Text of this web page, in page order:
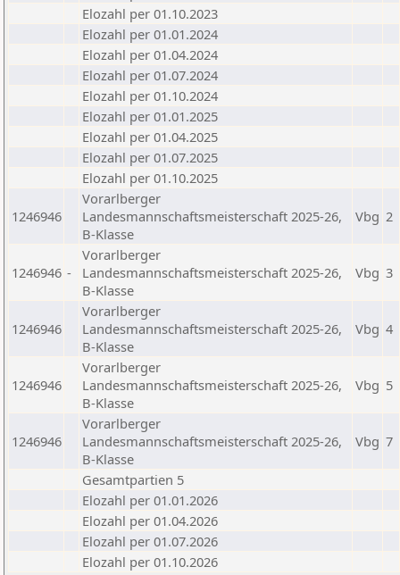
Elozahl per 01.10.2023
Elozahl per 01.01.2024
Elozahl per 01.04.2024
Elozahl per 01.07.2024
Elozahl per 01.10.2024
Elozahl per 01.01.2025
Elozahl per 01.04.2025
Elozahl per 01.07.2025
Elozahl per 01.10.2025
1246946
Vorarlberger
Landesmannschaftsmeisterschaft 2025-26,
B-Klasse
Vbg 2
1246946 -
Vorarlberger
Landesmannschaftsmeisterschaft 2025-26,
B-Klasse
Vbg 3
1246946
Vorarlberger
Landesmannschaftsmeisterschaft 2025-26,
B-Klasse
Vbg 4
1246946
Vorarlberger
Landesmannschaftsmeisterschaft 2025-26,
B-Klasse
Vbg 5
1246946
Vorarlberger
Landesmannschaftsmeisterschaft 2025-26,
B-Klasse
Vbg 7
Gesamtpartien 5
Elozahl per 01.01.2026
Elozahl per 01.04.2026
Elozahl per 01.07.2026
Elozahl per 01.10.2026